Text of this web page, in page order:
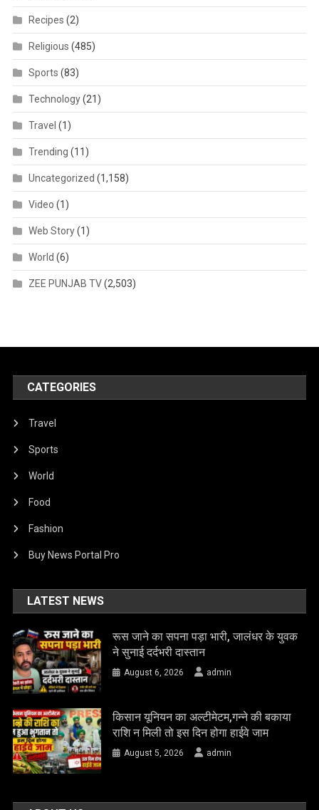
Recipes (2)
Religious (485)
Sports (83)
Technology(21)
Travel (1)
Trending (11)
Uncategorized (1,158)
Video (1)
Web Story(1)
World (6)
ZEE PUNJAB TV(2,503)
CATEGORIES
Travel
Sports
World
Food
Fashion
Buy News Portal Pro
LATEST NEWS
रूस जाने का सपना पड़ा भारी, जालंधर के युवक
ने सुनाई दर्दभरी दास्तान
August 6, 2026 admin
किसान यूनियन का अल्टीमेटम,गन्ने की बकाया
राशि न मिली तो इस दिन होगा हाईवे जाम
August 5, 2026 admin